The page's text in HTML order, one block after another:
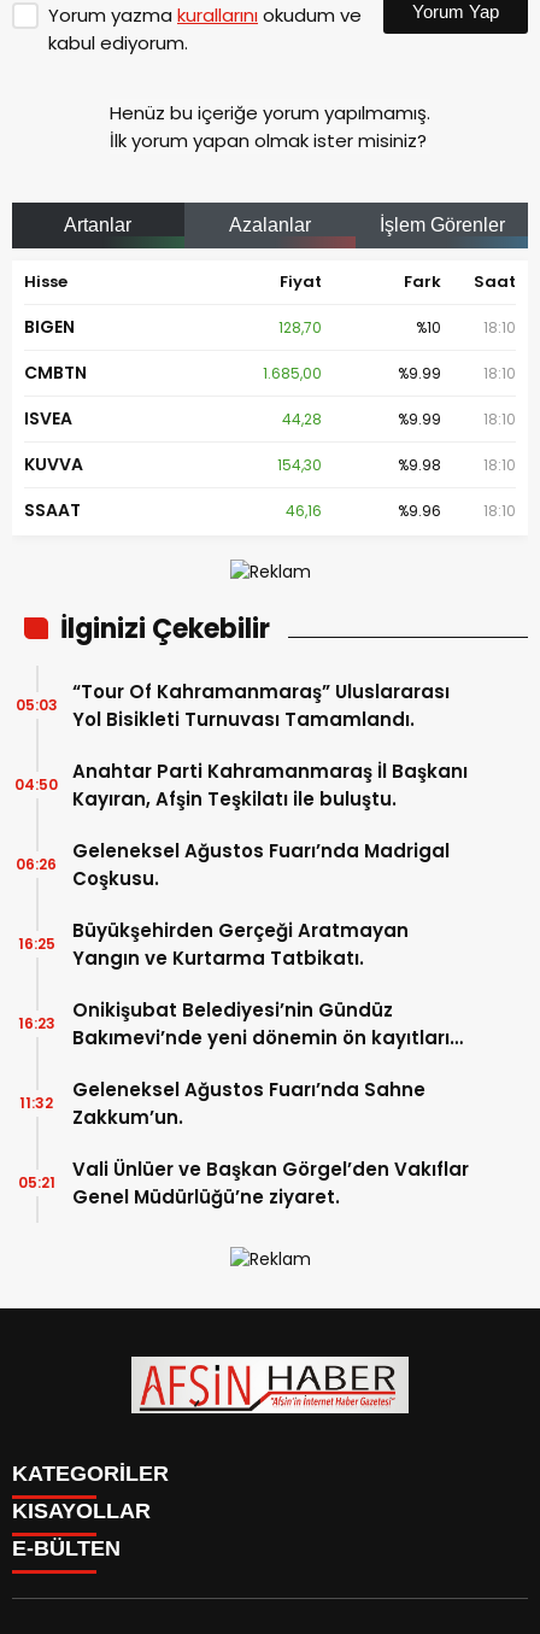
Yorum yazma kurallarınıokudum ve
kabul ediyorum.
Yorum Yap
Henüz bu içeriğe yorum yapılmamış.
İlk yorum yapan olmak ister misiniz?
Artanlar Azalanlar İşlem Görenler
Hisse Fiyat Fark Saat
BIGEN 128,70 %10 18:10
CMBTN 1.685,00 %9.99 18:10
ISVEA 44,28 %9.99 18:10
KUVVA 154,30 %9.98 18:10
SSAAT 46,16 %9.96 18:10
İlginizi Çekebilir
“Tour Of Kahramanmaraş” Uluslararası
Yol Bisikleti Turnuvası Tamamlandı.
05:03
Anahtar Parti Kahramanmaraş İl Başkanı
Kayıran, Afşin Teşkilatı ile buluştu.
04:50
Geleneksel Ağustos Fuarı’nda Madrigal
Coşkusu.
06:26
Büyükşehirden Gerçeği Aratmayan
Yangın ve Kurtarma Tatbikatı.
16:25
Onikişubat Belediyesi’nin Gündüz
Bakımevi’nde yeni dönemin ön kayıtları
16:23
Geleneksel Ağustos Fuarı’nda Sahne
Zakkum’un.
11:32
Vali Ünlüer ve Başkan Görgel’den Vakıflar
Genel Müdürlüğü’ne ziyaret.
05:21
KATEGORİLER
SİYASET
EĞİTİM
KISAYOLLAR
SİYASET
EĞİTİM
E-BÜLTEN